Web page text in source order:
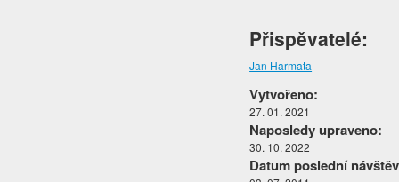
Přispěvatelé:
Jan Harmata
Vytvořeno:
27. 01. 2021
Naposledy upraveno:
30. 10. 2022
Datum poslední